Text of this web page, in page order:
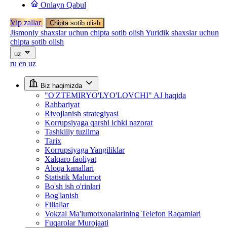
Onlayn Qabul
Vip zallar Chipta sotib olish
Jismoniy shaxslar uchun chipta sotib olish Yuridik shaxslar uchun
chipta sotib olish
uz
ru en uz
Biz haqimizda
"O'ZTEMIRYO'LYO'LOVCHI" AJ haqida
Rahbariyat
Rivojlanish strategiyasi
Korrupsiyaga qarshi ichki nazorat
Tashkiliy tuzilma
Tarix
Korrupsiyaga Yangiliklar
Xalqaro faoliyat
Aloqa kanallari
Statistik Malumot
Bo'sh ish o'rinlari
Bog'lanish
Filiallar
Vokzal Ma'lumotxonalarining Telefon Raqamlari
Fuqarolar Murojaati